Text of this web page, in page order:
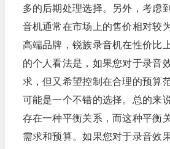
多的后期处理选择。另外，考虑
音机通常在市场上的售价相对较
高端品牌，锐族录音机在性价比
的个人看法是，如果您对于录音
求，但又希望控制在合理的预算
可能是一个不错的选择。总的来
存在一种平衡关系，而这种平衡
需求和预算。如果您对于录音效